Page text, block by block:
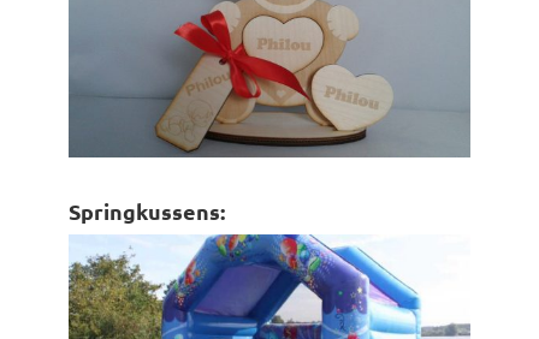
Springkussens: